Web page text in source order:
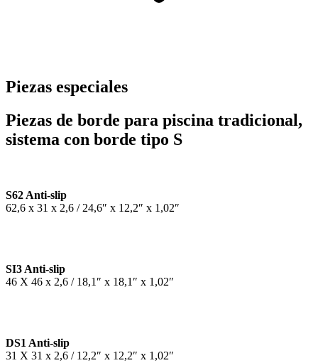
Piezas especiales
Piezas de borde para piscina tradicional,
sistema con borde tipo S
S62 Anti-slip
62,6 x 31 x 2,6 / 24,6″ x 12,2″ x 1,02″
SI3 Anti-slip
46 X 46 x 2,6 / 18,1″ x 18,1″ x 1,02″
DS1 Anti-slip
31 X 31 x 2,6 / 12,2″ x 12,2″ x 1,02″